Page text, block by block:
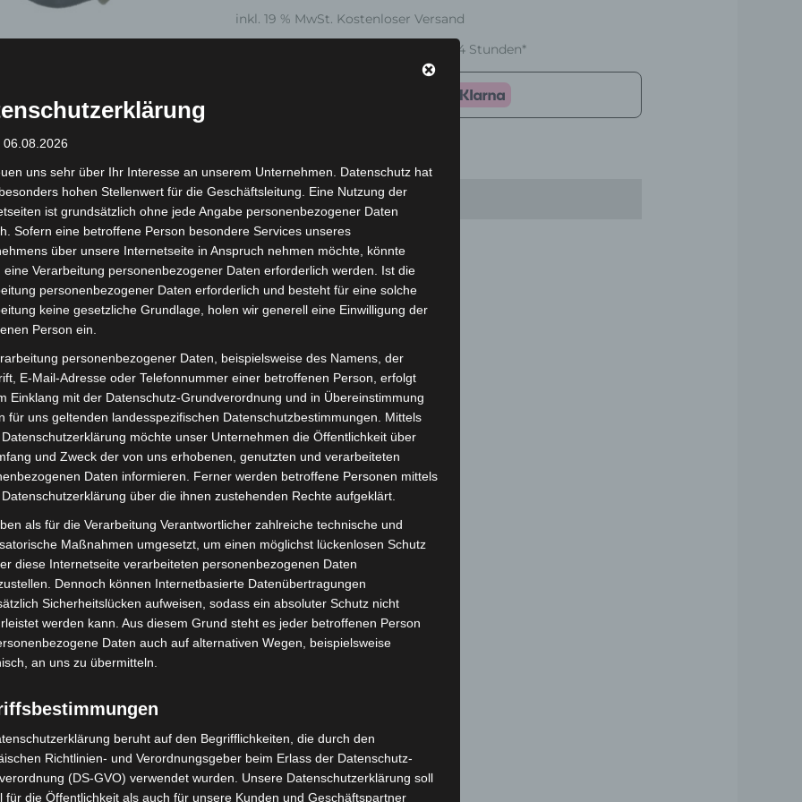
inkl. 19 % MwSt. Kostenloser Versand
Versandfertig innerhalb 24 Stunden*
(0)
1. Sokak Blok No: 10
in der EU
Ersatzteile
06.08.2026
uns sehr über Ihr Interesse an unserem Unternehmen. Datenschutz hat
hohen Stellenwert für die Geschäftsleitung. Eine Nutzung der
ist grundsätzlich ohne jede Angabe personenbezogener Daten
Sofern eine betroffene Person besondere Services unseres
über unsere Internetseite in Anspruch nehmen möchte, könnte
eine Verarbeitung personenbezogener Daten erforderlich werden. Ist die
personenbezogener Daten erforderlich und besteht für eine solche
keine gesetzliche Grundlage, holen wir generell eine Einwilligung der
Person ein.
personenbezogener Daten, beispielsweise des Namens, der
E-Mail-Adresse oder Telefonnummer einer betroffenen Person, erfolgt
Einklang mit der Datenschutz-Grundverordnung und in Übereinstimmung
für uns geltenden landesspezifischen Datenschutzbestimmungen. Mittels
möchte unser Unternehmen die Öffentlichkeit über
und Zweck der von uns erhobenen, genutzten und verarbeiteten
Daten informieren. Ferner werden betroffene Personen mittels
über die ihnen zustehenden Rechte aufgeklärt.
als für die Verarbeitung Verantwortlicher zahlreiche technische und
Maßnahmen umgesetzt, um einen möglichst lückenlosen Schutz
diese Internetseite verarbeiteten personenbezogenen Daten
Dennoch können Internetbasierte Datenübertragungen
Sicherheitslücken aufweisen, sodass ein absoluter Schutz nicht
werden kann. Aus diesem Grund steht es jeder betroffenen Person
Daten auch auf alternativen Wegen, beispielsweise
an uns zu übermitteln.
beruht auf den Begrifflichkeiten, die durch den
Richtlinien- und Verordnungsgeber beim Erlass der Datenschutz-
(DS-GVO) verwendet wurden. Unsere Datenschutzerklärung soll
für die Öffentlichkeit als auch für unsere Kunden und Geschäftspartner